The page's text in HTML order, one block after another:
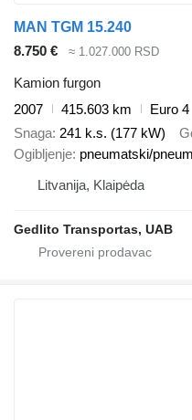
MAN TGM 15.240
8.750 €
≈ 1.027.000 RSD
Kamion furgon
2007
415.603 km
Euro 4
Snaga 241 k.s. (177 kW)
Ogibljenje pneumatski/
Litvanija, Klaipėda
Gedlito Transportas, UAB